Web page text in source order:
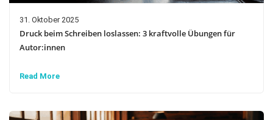
31. Oktober 2025
Druck beim Schreiben loslassen: 3 kraftvolle Übungen für
Autor:innen
Read More